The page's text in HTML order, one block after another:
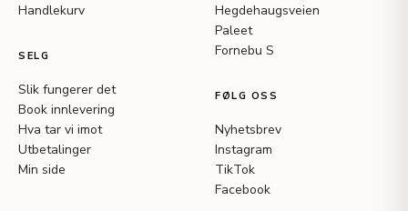
Handlekurv
SELG
Slik fungerer det
Book innlevering
Hva tar vi imot
Utbetalinger
Min side
Hegdehaugsveien
Paleet
Fornebu S
FØLG OSS
Nyhetsbrev
Instagram
TikTok
Facebook